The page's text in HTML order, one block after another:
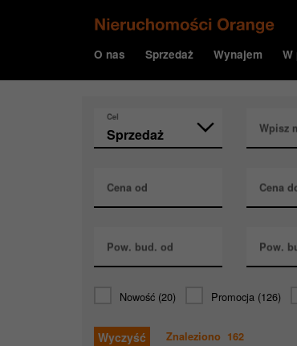
O nas Sprzedaż Wynajem W
Cel
Wpisz
Cena od Cena
Pow. bud. od Pow.
Nowość (20) Promocja (126)
Wyczyść Znaleziono 162